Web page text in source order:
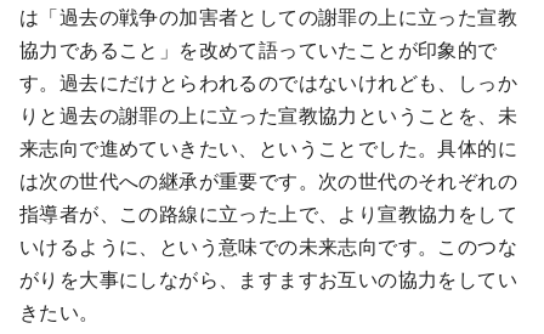
は「過去の戦争の加害者としての謝罪の上に立った宣教
協力であること」を改めて語っていたことが印象的で
す。過去にだけとらわれるのではないけれども、しっか
りと過去の謝罪の上に立った宣教協力ということを、未
来志向で進めていきたい、ということでした。具体的に
は次の世代への継承が重要です。次の世代のそれぞれの
指導者が、この路線に立った上で、より宣教協力をして
いけるように、という意味での未来志向です。このつな
がりを大事にしながら、ますますお互いの協力をしてい
きたい。